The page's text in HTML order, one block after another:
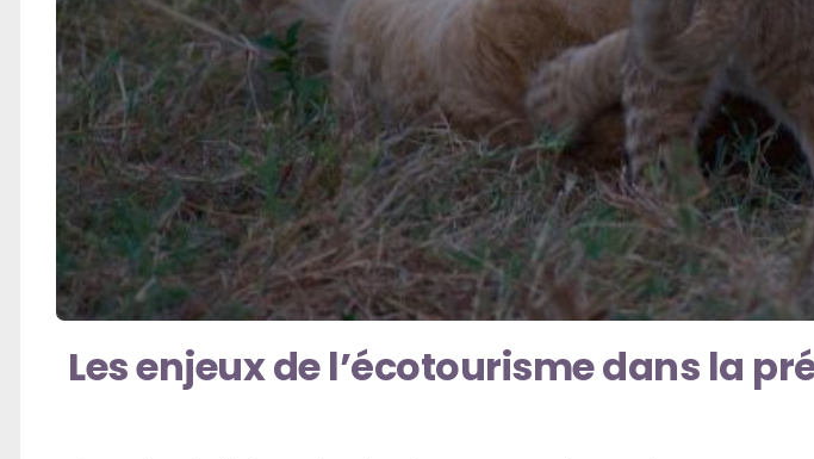
Les enjeux de l’écotourisme dans la